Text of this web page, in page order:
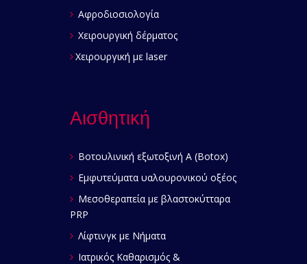
Αφροδιοσιολογία
Χειρουργική δέρματος
Χειρουργική με laser
Αισθητική
Βοτουλινική εξωτοξινή Α (Botox)
Εμφυτεύματα υαλουρονικού οξέος
Μεσοθεραπεία με βλαστοκύτταρα
PRP
Λίφτινγκ με Νήματα
Ιατρικός Καθαρισμός &